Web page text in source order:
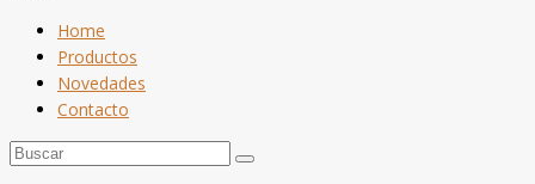
Home
Productos
Novedades
Contacto